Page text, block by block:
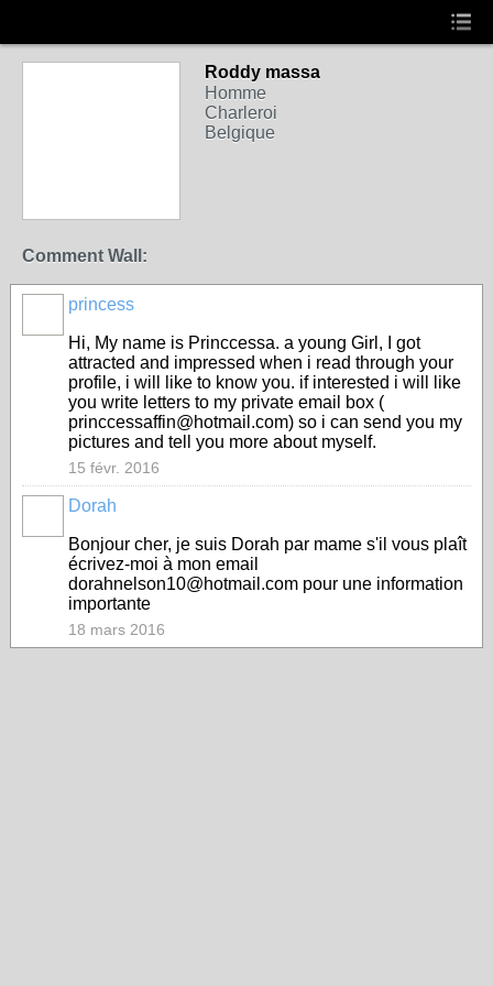
Roddy massa
Homme
Charleroi
Belgique
Comment Wall:
princess
Hi, My name is Princcessa. a young Girl, I got
attracted and impressed when i read through your
profile, i will like to know you. if interested i will like
you write letters to my private email box (
princcessaffin@hotmail.com) so i can send you my
pictures and tell you more about myself.
15 févr. 2016
Dorah
Bonjour cher, je suis Dorah par mame s'il vous plaît
écrivez-moi à mon email
dorahnelson10@hotmail.com pour une information
importante
18 mars 2016